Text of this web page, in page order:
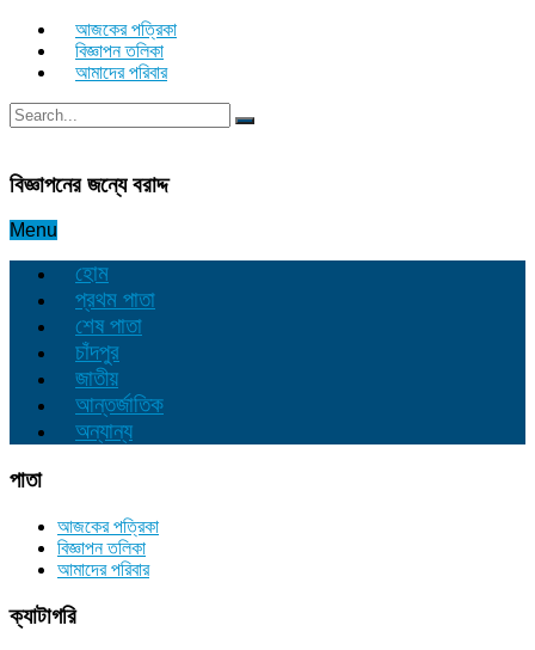
আজকের পত্রিকা
বিজ্ঞাপন তলিকা
আমাদের পরিবার
বিজ্ঞাপনের জন্যে বরাদ্দ
Menu
হোম
প্রথম পাতা
শেষ পাতা
চাঁদপুর
জাতীয়
আন্তর্জাতিক
অন্যান্য
পাতা
আজকের পত্রিকা
বিজ্ঞাপন তলিকা
আমাদের পরিবার
ক্যাটাগরি